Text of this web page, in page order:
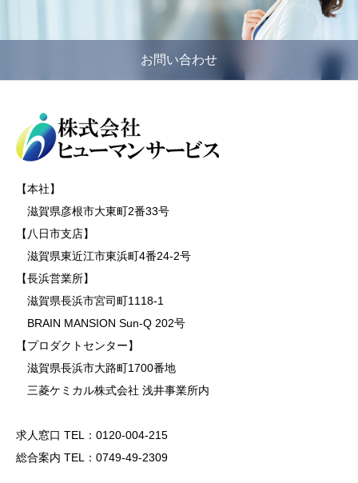
お問い合わせ
【本社】
滋賀県彦根市大東町2番33号
【八日市支店】
滋賀県東近江市東浜町4番24-2号
【長浜営業所】
滋賀県長浜市宮司町1118-1
BRAIN MANSION Sun-Q 202号
【プロダクトセンター】
滋賀県長浜市大路町1700番地
三菱ケミカル株式会社 浅井事業所内
求人窓口 TEL：0120-004-215
総合案内 TEL：0749-49-2309